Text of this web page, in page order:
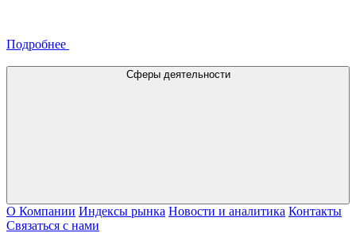
Подробнее
Сферы деятельности
О Компании Индексы рынка Новости и аналитика Контакты
Связаться с нами